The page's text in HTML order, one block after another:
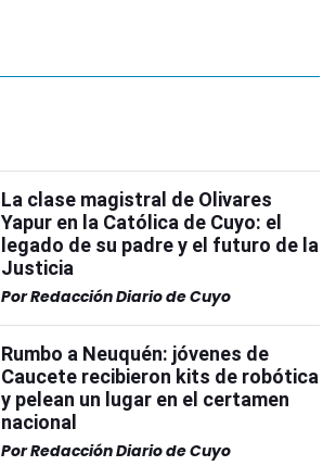
La clase magistral de Olivares
Yapur en la Católica de Cuyo: el
legado de su padre y el futuro de la
Justicia
PorRedacción Diario de Cuyo
Rumbo a Neuquén: jóvenes de
Caucete recibieron kits de robótica
y pelean un lugar en el certamen
nacional
PorRedacción Diario de Cuyo